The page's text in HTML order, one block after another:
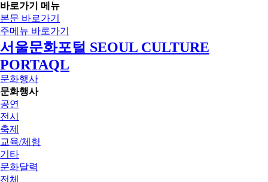
바로가기 메뉴
본문 바로가기
주메뉴 바로가기
서울문화포털 SEOUL CULTURE
PORTAQL
문화행사
문화행사
공연
전시
축제
교육/체험
기타
문화달력
전체